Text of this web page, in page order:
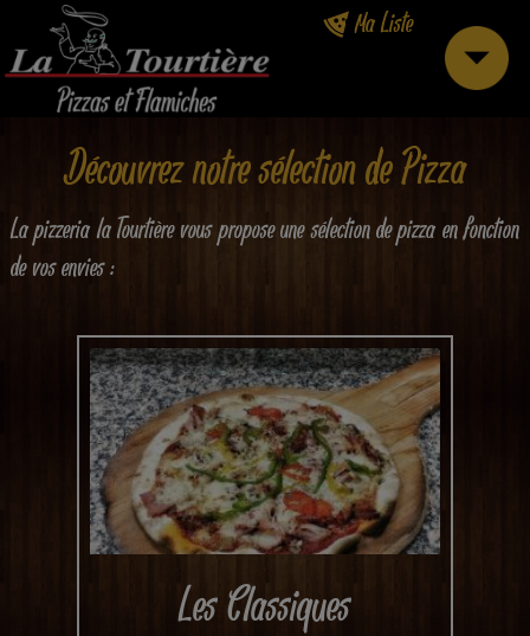
Ma Liste
Découvrez notre sélection de Pizza
La pizzeria la Tourtière vous propose une sélection de pizza en fonction
de vos envies :
Les Classiques